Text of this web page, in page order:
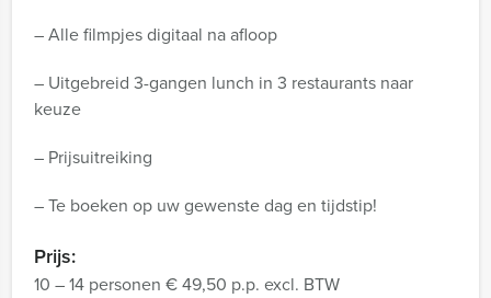
– Alle filmpjes digitaal na afloop
– Uitgebreid 3-gangen lunch in 3 restaurants naar
keuze
– Prijsuitreiking
– Te boeken op uw gewenste dag en tijdstip!
Prijs:
10 – 14 personen € 49,50 p.p. excl. BTW